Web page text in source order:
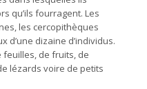
qu’ils fourragent. Les
les cercopithèques
d’une dizaine d’individus.
feuilles, de fruits, de
lézards voire de petits